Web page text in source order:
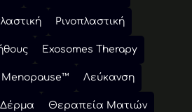
Ρινοπλαστική
Exosomes Therapy
Menopause™ Λεύκανση
Δέρμα Θεραπεία Ματιών